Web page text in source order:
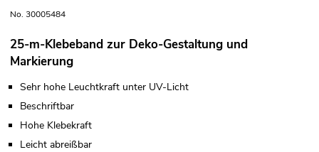
No. 30005484
25-m-Klebeband zur Deko-Gestaltung und
Markierung
Sehr hohe Leuchtkraft unter UV-Licht
Beschriftbar
Hohe Klebekraft
Leicht abreißbar